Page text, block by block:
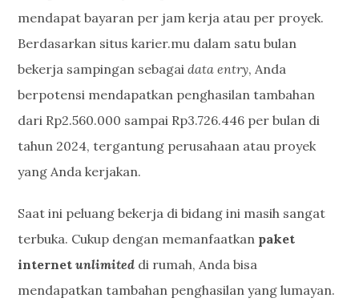
mendapat bayaran per jam kerja atau per proyek.
Berdasarkan situs karier.mu dalam satu bulan
bekerja sampingan sebagaidata entry, Anda
berpotensi mendapatkan penghasilan tambahan
dari Rp2.560.000 sampai Rp3.726.446 per bulan di
tahun 2024, tergantung perusahaan atau proyek
yang Anda kerjakan.
Saat ini peluang bekerja di bidang ini masih sangat
terbuka. Cukup dengan memanfaatkan paket
internetunlimited di rumah, Anda bisa
mendapatkan tambahan penghasilan yang lumayan.